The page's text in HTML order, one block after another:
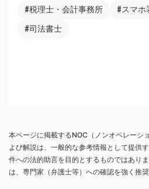
#税理士・会計事務所 #スマホ
#司法書士
本ページに掲載するNOC（ノンオペレーシ
よび解説は、一般的な参考情報として提供
件への法的助言を目的とするものではあり
は、専門家（弁護士等）への確認を強く推奨